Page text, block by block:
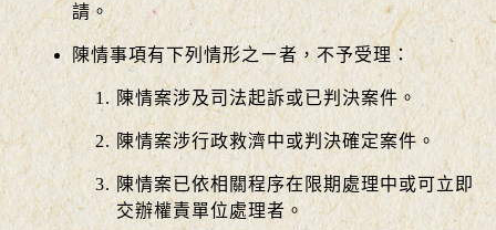
請。
陳情事項有下列情形之ㄧ者，不予受理：
陳情案涉及司法起訴或已判決案件。
陳情案涉行政救濟中或判決確定案件。
陳情案已依相關程序在限期處理中或可立即
交辦權責單位處理者。